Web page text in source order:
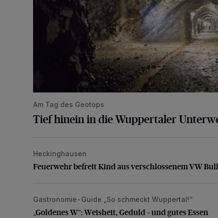
Am Tag des Geotops
Tief hinein in die Wuppertaler
Feuerwehr befreit Kind aus verschlossenem VW Bulli
Heckinghausen
Feuerwehr befreit Kind aus verschlossenem VW
„Goldenes W“: Weisheit, Geduld – und gutes Essen
Gastronomie-Guide „So schmeckt Wuppertal!“
„Goldenes W“: Weisheit, Geduld – und gutes Essen